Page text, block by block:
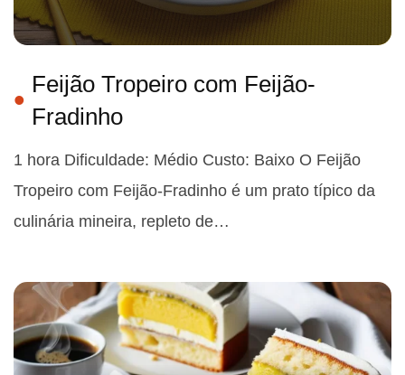
Feijão Tropeiro com Feijão-
Fradinho
1 hora Dificuldade: Médio Custo: Baixo O Feijão
Tropeiro com Feijão-Fradinho é um prato típico da
culinária mineira, repleto de…